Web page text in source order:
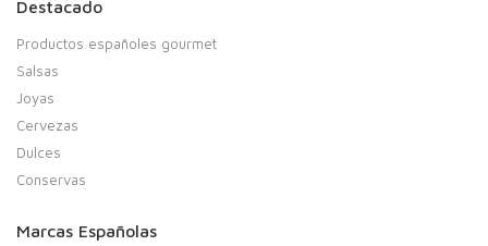
Destacado
Productos españoles gourmet
Salsas
Joyas
Cervezas
Dulces
Conservas
Marcas Españolas